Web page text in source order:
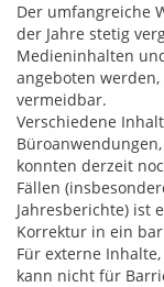
Der umfangreiche
der Jahre stetig
Medieninhalten
angeboten
vermeidbar.
Verschiedene
konnten derzeit
Fällen
Jahresberichte) ist
Korrektur in ein
Für externe
kann nicht für